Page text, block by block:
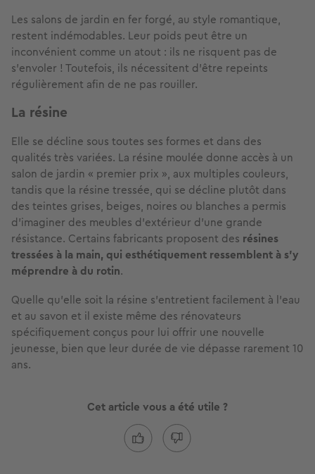
Les salons de jardin en fer forgé, au style romantique,
restent indémodables. Leur poids peut être un
inconvénient comme un atout : ils ne risquent pas de
s’envoler ! Toutefois, ils nécessitent d’être repeints
régulièrement afin de ne pas rouiller.
La résine
Elle se décline sous toutes ses formes et dans des
qualités très variées. La résine moulée donne accès à un
salon de jardin « premier prix », aux multiples couleurs,
tandis que la résine tressée, qui se décline plutôt dans
des teintes grises, beiges, noires ou blanches a permis
d’imaginer des meubles d’extérieur d’une grande
résistance. Certains fabricants proposent des résines
tressées à la main, qui esthétiquement ressemblent à s’y
méprendre à du rotin.
Quelle qu’elle soit la résine s’entretient facilement à l’eau
et au savon et il existe même des rénovateurs
spécifiquement conçus pour lui offrir une nouvelle
jeunesse, bien que leur durée de vie dépasse rarement 10
ans.
Cet article vous a été utile ?